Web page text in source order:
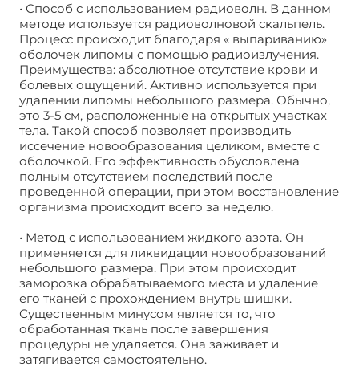
• Способ с использованием радиоволн. В данном
методе используется радиоволновой скальпель.
Процесс происходит благодаря « выпариванию»
оболочек липомы с помощью радиоизлучения.
Преимущества: абсолютное отсутствие крови и
болевых ощущений. Активно используется при
удалении липомы небольшого размера. Обычно,
это 3-5 см, расположенные на открытых участках
тела. Такой способ позволяет производить
иссечение новообразования целиком, вместе с
оболочкой. Его эффективность обусловлена
полным отсутствием последствий после
проведенной операции, при этом восстановление
организма происходит всего за неделю.
• Метод с использованием жидкого азота. Он
применяется для ликвидации новообразований
небольшого размера. При этом происходит
заморозка обрабатываемого места и удаление
его тканей с прохождением внутрь шишки.
Существенным минусом является то, что
обработанная ткань после завершения
процедуры не удаляется. Она заживает и
затягивается самостоятельно.